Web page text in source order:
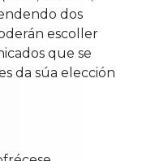
dos
escoller
que se
da súa elección